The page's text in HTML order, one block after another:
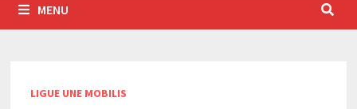
MENU
LIGUE UNE MOBILIS